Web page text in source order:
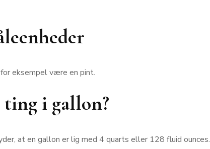
eksempel være en pint.
i gallon?
at en gallon er lig med 4 quarts eller 128 fluid ounces.